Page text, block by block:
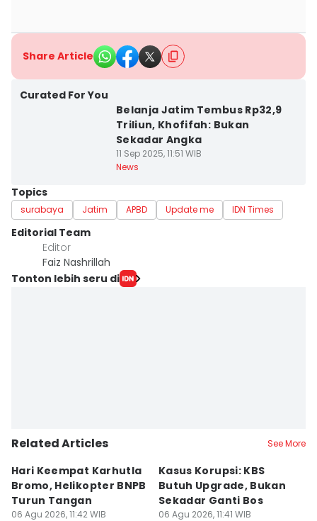
Share Article
Curated For You
Belanja Jatim Tembus Rp32,9
Triliun, Khofifah: Bukan
Sekadar Angka
11 Sep 2025, 11:51 WIB
News
Topics
surabaya Jatim APBD Update me IDN Times
Editorial Team
Editor
Faiz Nashrillah
Tonton lebih seru di
Related Articles See More
Hari Keempat Karhutla
Bromo, Helikopter BNPB
Turun Tangan
06 Agu 2026, 11:42 WIB
Kasus Korupsi: KBS
Butuh Upgrade, Bukan
Sekadar Ganti Bos
06 Agu 2026, 11:41 WIB